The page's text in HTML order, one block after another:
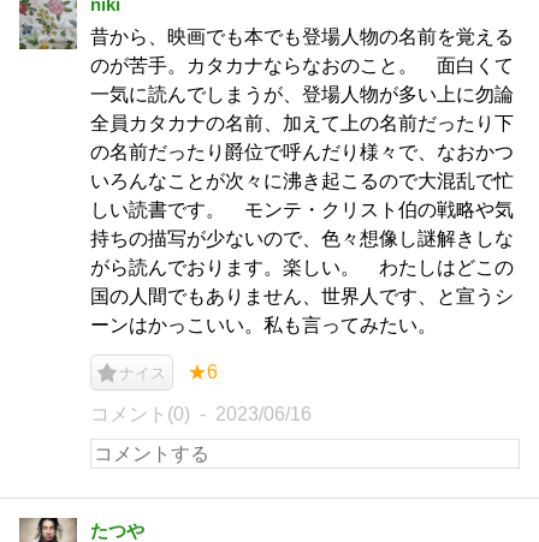
niki
昔から、映画でも本でも登場人物の名前を覚える
のが苦手。カタカナならなおのこと。 面白くて
一気に読んでしまうが、登場人物が多い上に勿論
全員カタカナの名前、加えて上の名前だったり下
の名前だったり爵位で呼んだり様々で、なおかつ
いろんなことが次々に沸き起こるので大混乱で忙
しい読書です。 モンテ・クリスト伯の戦略や気
持ちの描写が少ないので、色々想像し謎解きしな
がら読んでおります。楽しい。 わたしはどこの
国の人間でもありません、世界人です、と宣うシ
ーンはかっこいい。私も言ってみたい。
ナイス ★6
コメント(0) 2023/06/16
たつや